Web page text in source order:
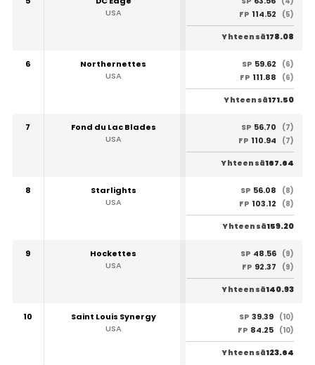
USA
FP 114.52 (5)
Yhteensä178.08
6
Northernettes
USA
SP 59.62
(6)
FP 111.88 (6)
Yhteensä171.50
7
Fond du Lac Blades
USA
SP 56.70
(7)
FP 110.94 (7)
Yhteensä167.64
8
Starlights
USA
SP 56.08
(8)
FP 103.12 (8)
Yhteensä159.20
9
Hockettes
USA
SP 48.56 (9)
FP 92.37 (9)
Yhteensä140.93
10
Saint Louis Synergy
USA
SP 39.39 (10)
FP 84.25 (10)
Yhteensä123.64